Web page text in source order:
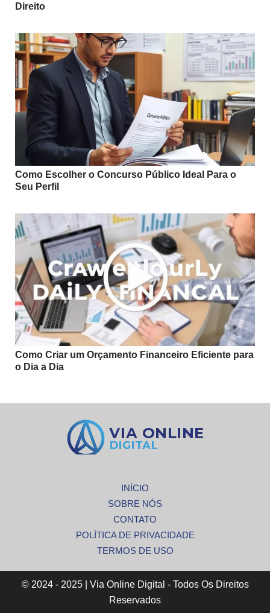
Direito
Como Escolher o Concurso Público Ideal Para o
Seu Perfil
Como Criar um Orçamento Financeiro Eficiente para
o Dia a Dia
INÍCIO
SOBRE NÓS
CONTATO
POLÍTICA DE PRIVACIDADE
TERMOS DE USO
© 2024 - 2025 | Via Online Digital - Todos Os Direitos
Reservados